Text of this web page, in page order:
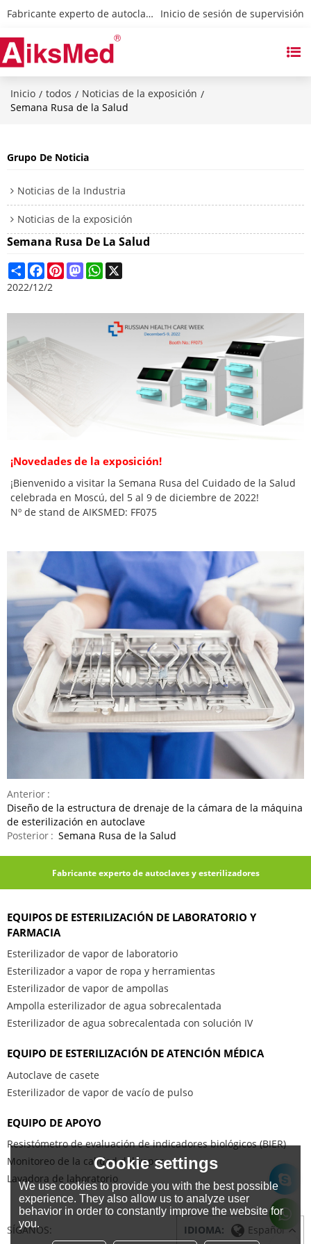
Fabricante experto de autoclaves y esterilizadores Inicio de sesión de supervisión
Inicio / todos / Noticias de la exposición /
Semana Rusa de la Salud
Semana Rusa De La Salud
ShareFacebook
PinterestMastodonWhatsApp
2022/12/2
¡Novedades de la exposición!
¡Bienvenido a visitar la Semana Rusa del Cuidado de la Salud
celebrada en Moscú, del 5 al 9 de diciembre de 2022!
Nº de stand de AIKSMED: FF075
Anterior
Diseño de la estructura de drenaje de la cámara de la máquina
de esterilización en autoclave
Posterior
Semana Rusa de la Salud
Grupo De Noticia
Noticias de la Industria
Noticias de la exposición
Fabricante experto de autoclaves y esterilizadores
EQUIPOS DE ESTERILIZACIÓN DE LABORATORIO Y
FARMACIA
Esterilizador de vapor de laboratorio
Esterilizador a vapor de ropa y herramientas
Esterilizador de vapor de ampollas
Ampolla esterilizador de agua sobrecalentada
Esterilizador de agua sobrecalentada con solución IV
EQUIPO DE ESTERILIZACIÓN DE ATENCIÓN MÉDICA
Autoclave de casete
Esterilizador de vapor de vacío de pulso
EQUIPO DE APOYO
Resistómetro de evaluación de indicadores biológicos (BIER)
Monitoreo de la calidad del vapor
Lavadora de laboratorio
SÍGANOS: IDIOMA: Español
Cookie settings
We use cookies to provide you with the best possible
experience. They also allow us to analyze user
behavior in order to constantly improve the website for
you.